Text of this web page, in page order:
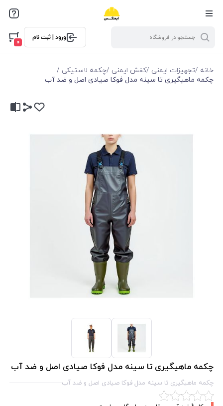
ورود | ثبت نام
0
خانه /تجهیزات ایمنی /کفش ایمنی /چکمه لاستیکی /
چکمه ماهیگیری تا سینه مدل فوکا صیادی اصل و ضد آب
چکمه ماهیگیری تا سینه مدل فوکا صیادی اصل و ضد آب
چکمه ماهیگیری تا سینه مدل فوکا صیادی اصل و ضد آب